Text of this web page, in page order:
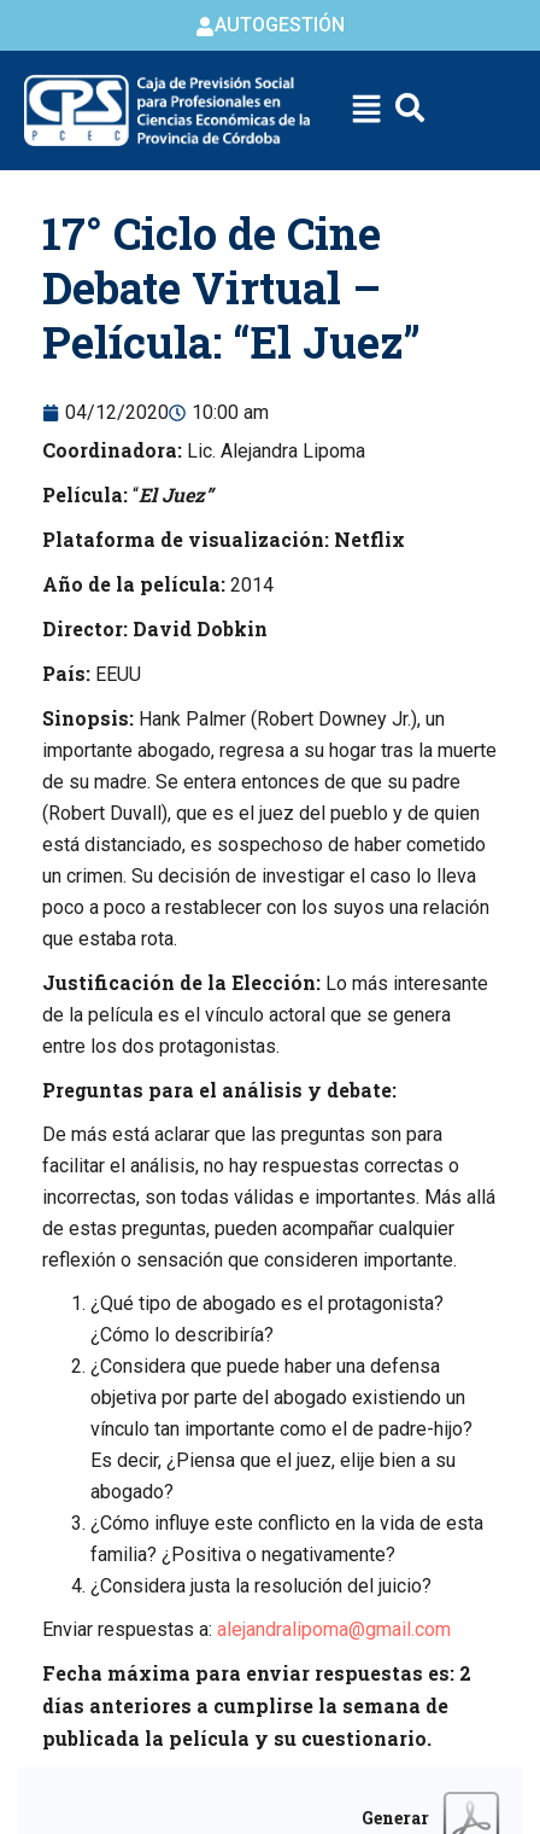
AUTOGESTIÓN
content
17° Ciclo de Cine
Debate Virtual –
Película: “El Juez”
04/12/2020 10:00 am
Coordinadora: Lic. Alejandra Lipoma
Película: “El Juez”
Plataforma de visualización: Netflix
Año de la película: 2014
Director: David Dobkin
País: EEUU
Sinopsis: Hank Palmer (Robert Downey Jr.), un
importante abogado, regresa a su hogar tras la muerte
de su madre. Se entera entonces de que su padre
(Robert Duvall), que es el juez del pueblo y de quien
está distanciado, es sospechoso de haber cometido
un crimen. Su decisión de investigar el caso lo lleva
poco a poco a restablecer con los suyos una relación
que estaba rota.
Justificación de la Elección: Lo más interesante
de la película es el vínculo actoral que se genera
entre los dos protagonistas.
Preguntas para el análisis y debate:
De más está aclarar que las preguntas son para
facilitar el análisis, no hay respuestas correctas o
incorrectas, son todas válidas e importantes. Más allá
de estas preguntas, pueden acompañar cualquier
reflexión o sensación que consideren importante.
¿Qué tipo de abogado es el protagonista?
¿Cómo lo describiría?
¿Considera que puede haber una defensa
objetiva por parte del abogado existiendo un
vínculo tan importante como el de padre-hijo?
Es decir, ¿Piensa que el juez, elije bien a su
abogado?
¿Cómo influye este conflicto en la vida de esta
familia? ¿Positiva o negativamente?
¿Considera justa la resolución del juicio?
Enviar respuestas a: alejandralipoma@gmail.com
Fecha máxima para enviar respuestas es: 2
días anteriores a cumplirse la semana de
publicada la película y su cuestionario.
Generar